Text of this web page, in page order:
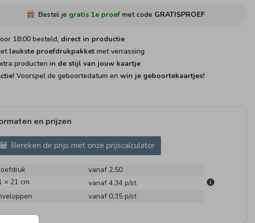
Bestel je gratis 1e proef met code GRATISPROEF
18:00 besteld, direct in productie
leukste proefdrukpakketmet verrassing
producten in de stijl van jouw kaartje
Voorspel de geboortedatum en win je geboortekaartjes!
en prijzen
Bereken de prijs met onze prijscalculator
vanaf 2,50
× 21 cm
vanaf 4,34 p/st
vanaf 0,35 p/st